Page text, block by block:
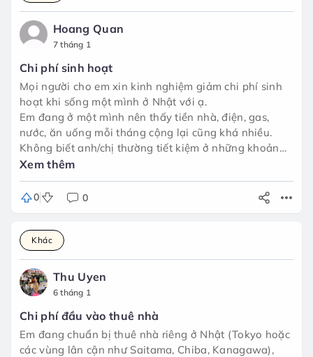
Hoang Quan
7 tháng 1
Chi phí sinh hoạt
Mọi người cho em xin kinh nghiệm giảm chi phí sinh
hoạt khi sống một mình ở Nhật với ạ.
Em đang ở một mình nên thấy tiền nhà, điện, gas,
nước, ăn uống mỗi tháng cộng lại cũng khá nhiều.
Không biết anh/chị thường tiết kiệm ở những khoản
nào (ăn uống, tiền điện nước, mua sắm, đi lại…)?
Rất mong được nghe chia sẻ kinh nghiệm thực tế từ
mọi người. Em cảm ơn nhiều ạ 🙏
Xem thêm
0 0
Khác
Thu Uyen
6 tháng 1
Chi phí đầu vào thuê nhà
Em đang chuẩn bị thuê nhà riêng ở Nhật (Tokyo hoặc
các vùng lân cận như Saitama, Chiba, Kanagawa),